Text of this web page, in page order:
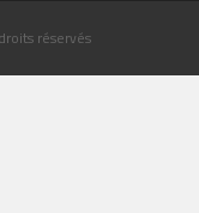
réservés